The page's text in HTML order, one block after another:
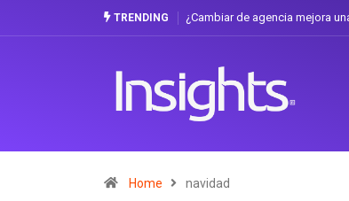
TRENDING
una marca? La discusión que atraviesa a EcuadorGabriela
Home navidad